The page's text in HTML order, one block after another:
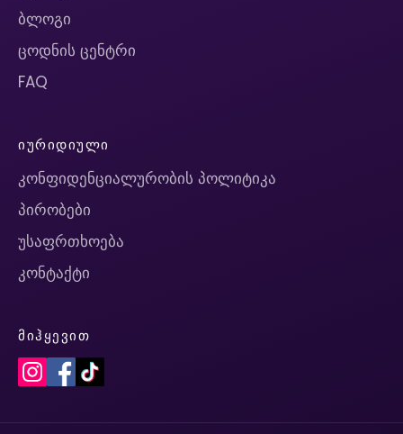
ბლოგი
ცოდნის ცენტრი
FAQ
ᲘᲣᲠᲘᲓᲘᲣᲚᲘ
კონფიდენციალურობის პოლიტიკა
პირობები
უსაფრთხოება
კონტაქტი
ᲛᲘᲰᲧᲔᲕᲘᲗ